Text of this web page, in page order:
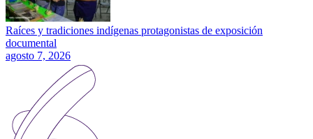
Raíces y tradiciones indígenas protagonistas de exposición
documental
agosto 7, 2026